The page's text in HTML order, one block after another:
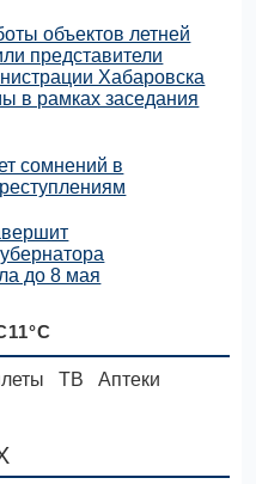
объектов летней
представители
Хабаровска
в рамках заседания
сомнений в
до 8 мая
ТВ
Аптеки